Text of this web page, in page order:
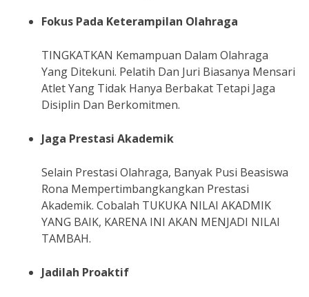
Fokus Pada Keterampilan Olahraga
TINGKATKAN Kemampuan Dalam Olahraga
Yang Ditekuni. Pelatih Dan Juri Biasanya Mensari
Atlet Yang Tidak Hanya Berbakat Tetapi Jaga
Disiplin Dan Berkomitmen.
Jaga Prestasi Akademik
Selain Prestasi Olahraga, Banyak Pusi Beasiswa
Rona Mempertimbangkangkan Prestasi
Akademik. Cobalah TUKUKA NILAI AKADMIK
YANG BAIK, KARENA INI AKAN MENJADI NILAI
TAMBAH.
Jadilah Proaktif